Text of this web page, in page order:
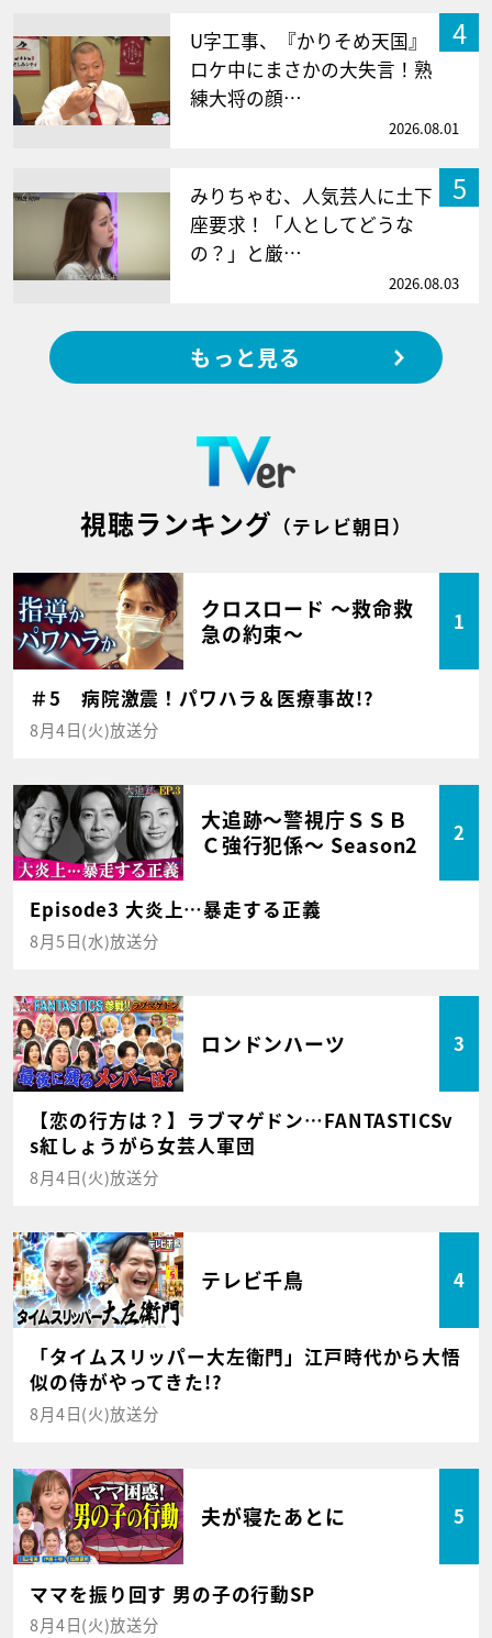
4
U字工事、『かりそめ天国』
ロケ中にまさかの大失言！熟
練大将の顔…
2026.08.01
5
みりちゃむ、人気芸人に土下
座要求！「人としてどうな
の？」と厳…
2026.08.03
もっと見る
視聴ランキング （テレビ朝日）
クロスロード ～救命救
急の約束～
1
＃5 病院激震！パワハラ＆医療事故!?
8月4日(火)放送分
大追跡～警視庁ＳＳＢ
Ｃ強行犯係～ Season2
2
Episode3 大炎上…暴走する正義
8月5日(水)放送分
ロンドンハーツ 3
【恋の行方は？】ラブマゲドン…FANTASTICSv
s紅しょうがら女芸人軍団
8月4日(火)放送分
テレビ千鳥 4
「タイムスリッパー大左衛門」江戸時代から大悟
似の侍がやってきた!?
8月4日(火)放送分
夫が寝たあとに 5
ママを振り回す 男の子の行動SP
8月4日(火)放送分